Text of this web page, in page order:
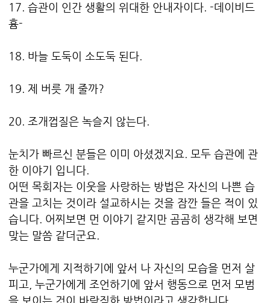
17. 습관이 인간 생활의 위대한 안내자이다. -데이비드
흄-
18. 바늘 도둑이 소도둑 된다.
19. 제 버릇 개 줄까?
20. 조개껍질은 녹슬지 않는다.
눈치가 빠르신 분들은 이미 아셨겠지요. 모두 습관에 관
한 이야기 입니다.
어떤 목회자는 이웃을 사랑하는 방법은 자신의 나쁜 습
관을 고치는 것이라 설교하시는 것을 잠깐 들은 적이 있
습니다. 어찌보면 먼 이야기 같지만 곰곰히 생각해 보면
맞는 말씀 같더군요.
누군가에게 지적하기에 앞서 나 자신의 모습을 먼저 살
피고, 누군가에게 조언하기에 앞서 행동으로 먼저 모범
을 보이는 것이 바람직한 방법이라고 생각합니다.